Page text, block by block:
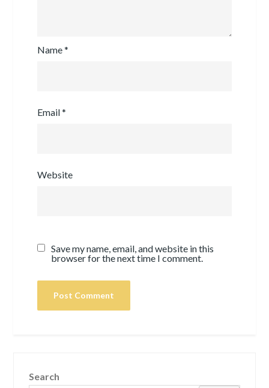
Name*
Email*
Website
Save my name, email, and website in this
browser for the next time I comment.
Search